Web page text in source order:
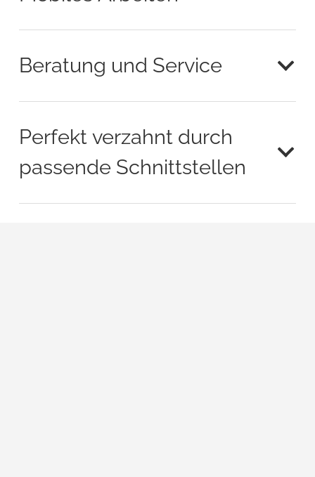
Beratung und Service
Perfekt verzahnt durch
passende Schnittstellen